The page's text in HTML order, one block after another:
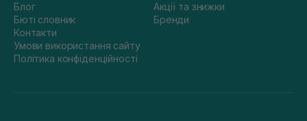
Блог
Бюті словник
Контакти
Умови використання сайту
Політика конфіденційності
Акції та знижки
Бренди